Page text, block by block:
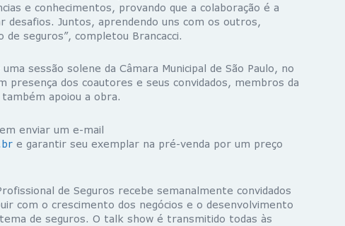
e conhecimentos, provando que a colaboração é a
desafios. Juntos, aprendendo uns com os outros,
seguros”, completou Brancacci.
sessão solene da Câmara Municipal de São Paulo, no
presença dos coautores e seus convidados, membros da
apoiou a obra.
enviar um e-mail
e garantir seu exemplar na pré-venda por um preço
de Seguros recebe semanalmente convidados
com o crescimento dos negócios e o desenvolvimento
de seguros. O talk show é transmitido todas às